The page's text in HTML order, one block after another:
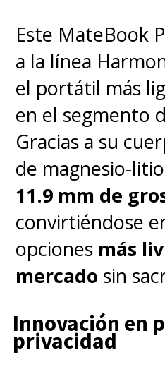
Este MateBook
a la línea
el portátil más
en el segmento
Gracias a su
de magnesio-
11.9 mm de
convirtiéndose
opciones más
mercado sin
Innovación en
privacidad